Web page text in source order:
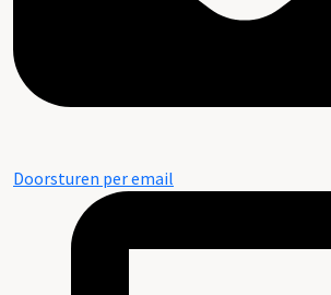
Doorsturen per email